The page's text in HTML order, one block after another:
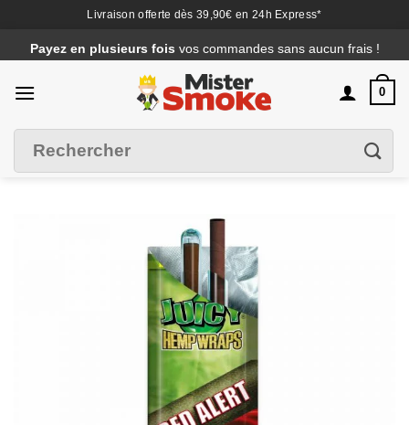
Livraison offerte dès 39,90€ en 24h Express*
au
contenu
Payez en plusieurs fois vos commandes sans aucun frais !
0
pour :